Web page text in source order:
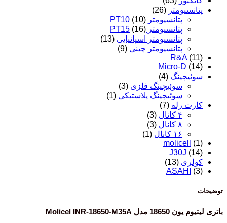
پتانسیومتر (26)
پتانسیومتر PT10 (10)
پتانسیومتر PT15 (16)
پتانسیومتر اسپانیایی (13)
پتانسیومتر چینی (9)
R&A (11)
Micro-D (14)
سوئیچینگ (4)
سوئیچینگ فلزی (3)
سوئیچینگ پلاستیکی (1)
کارت رله (7)
۴ کانال
(3)
۸ کانال
(3)
۱۶ کانال
(1)
molicell
(1)
J30J (14)
کولری (13)
ASAHI
(3)
توضیحات
باتری لیتیوم یون 18650 مدل Molicel INR-18650-M35A